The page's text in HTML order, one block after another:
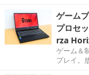
ゲーム
プロセ
rza
ゲーム＆
プレイ。